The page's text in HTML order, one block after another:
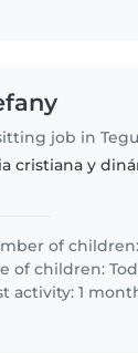
job in
cristiana y
of
of children:
activity: 1